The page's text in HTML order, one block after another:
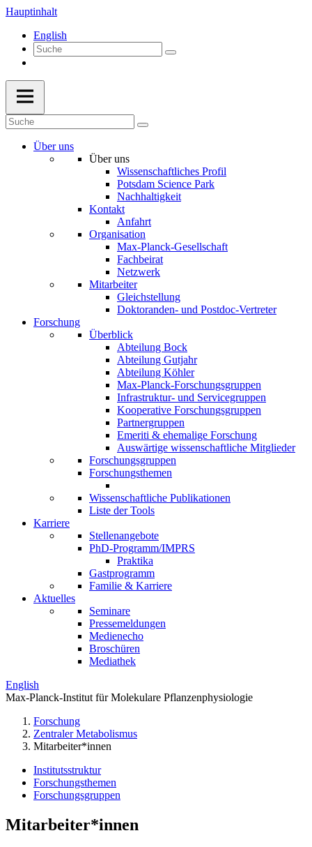
Hauptinhalt
English
Über uns
Über uns
Wissenschaftliches Profil
Potsdam Science Park
Nachhaltigkeit
Kontakt
Anfahrt
Organisation
Max-Planck-Gesellschaft
Fachbeirat
Netzwerk
Mitarbeiter
Gleichstellung
Doktoranden- und Postdoc-Vertreter
Forschung
Überblick
Abteilung Bock
Abteilung Gutjahr
Abteilung Köhler
Max-Planck-Forschungsgruppen
Infrastruktur- und Servicegruppen
Kooperative Forschungsgruppen
Partnergruppen
Emeriti & ehemalige Forschung
Auswärtige wissenschaftliche Mitglieder
Forschungsgruppen
Forschungsthemen
Wissenschaftliche Publikationen
Liste der Tools
Karriere
Stellenangebote
PhD-Programm/IMPRS
Praktika
Gastprogramm
Familie & Karriere
Aktuelles
Seminare
Pressemeldungen
Medienecho
Broschüren
Mediathek
English
Max-Planck-Institut für Molekulare Pflanzenphysiologie
Forschung
Zentraler Metabolismus
Mitarbeiter*innen
Institutsstruktur
Forschungsthemen
Forschungsgruppen
Mitarbeiter*innen